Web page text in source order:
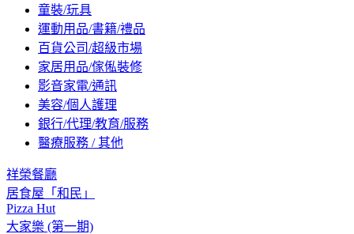
童裝/玩具
運動用品/書籍/禮品
百貨公司/超級市場
家居用品/傢俬裝修
影音家電/通訊
美容/個人護理
銀行/代理/教育/服務
醫療服務 / 其他
祥榮餐廳
居食屋「和民」
Pizza Hut
大家樂 (第一期)